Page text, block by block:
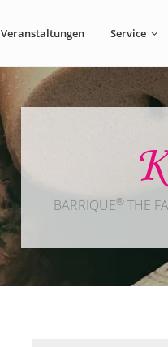
Veranstaltungen Service
BARRIQUE® THE